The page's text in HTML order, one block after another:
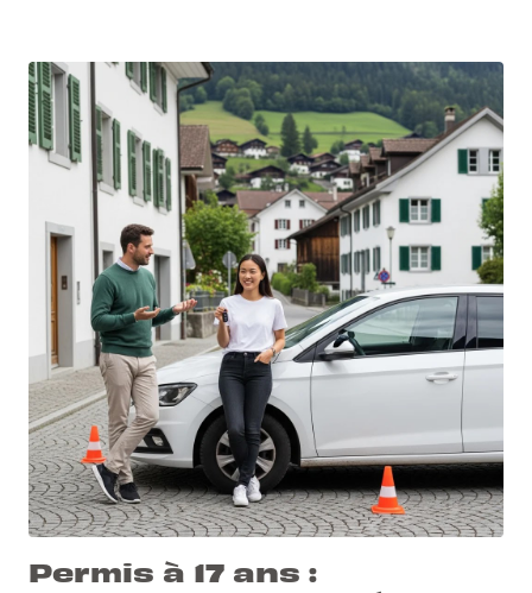
Permis à 17 ans :